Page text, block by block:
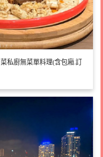
私廚無菜單料理(含包廂.訂